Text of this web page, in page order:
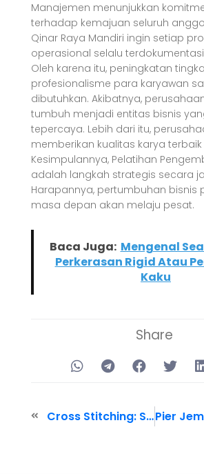
Manajemen menunjukkan
terhadap kemajuan seluruh
Qinar Raya Mandiri ingin setiap
operasional selalu
Oleh karena itu, peningkatan
profesionalisme para karyawan
dibutuhkan. Akibatnya,
tumbuh menjadi entitas bisnis
tepercaya. Lebih dari itu,
memberikan kualitas karya
Kesimpulannya, Pelatihan
adalah langkah strategis secara
Harapannya, pertumbuhan bisnis
masa depan akan melaju pesat.
Baca Juga: Mengenal
Perkerasan Rigid Atau
Kaku
Share
Cross Stitching: Salah Satu Solusi Untuk Atasi Keretakan Beton